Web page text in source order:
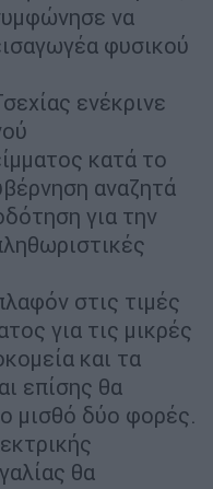
να
φυσικού
ενέκρινε
κατά το
αναζητά
για την
στις τιμές
για τις μικρές
και τα
επίσης θα
μισθό δύο φορές.
θα